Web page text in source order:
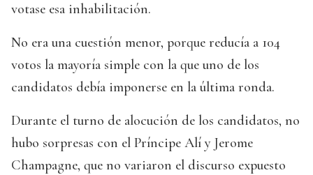
votase esa inhabilitación.
No era una cuestión menor, porque reducía a 104
votos la mayoría simple con la que uno de los
candidatos debía imponerse en la última ronda.
Durante el turno de alocución de los candidatos, no
hubo sorpresas con el Príncipe Alí y Jerome
Champagne, que no variaron el discurso expuesto